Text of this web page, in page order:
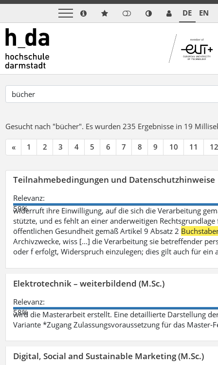
DE EN
Gesucht nach "bücher". Es wurden 235 Ergebnisse in 19
« 1 2 3 4 5 6 7 8 9 10 11 12
Teilnahmebedingungen und Datenschutzhinweise
Relevanz:
59%
widerruft ihre Einwilligung, auf die sich die Verarbeitung
stützte, und es fehlt an einer anderweitigen
öffentlichen Gesundheit gemäß Artikel 9 Absatz 2
Archivzwecke, wiss [...] die Verarbeitung sie betreffender
oder f erfolgt, Widerspruch einzulegen; dies gilt auch für ein
Elektrotechnik – weiterbildend (M.Sc.)
Relevanz:
58%
wird die Masterarbeit erstellt. Eine detaillierte Darstellung
Variante *Zugang Zulassungsvoraussetzung für das Master-
Digital, Social and Sustainable Marketing (M.Sc.)